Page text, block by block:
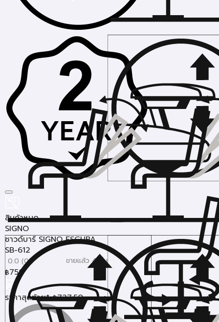
สินค้าหมด
SIGNO
ซาวด์บาร์ SIGNO ESCUBA
SB-612
0.0 (0) ขายแล้ว 4 ชิ้น
฿750
ราคาสุดท้าย* ฿727.50